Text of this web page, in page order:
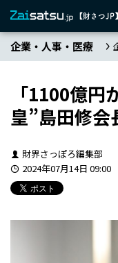
企業・人事・医療
「1100億
皇”島田修
財界さっぽろ編集部
2024年07月14日 09:00